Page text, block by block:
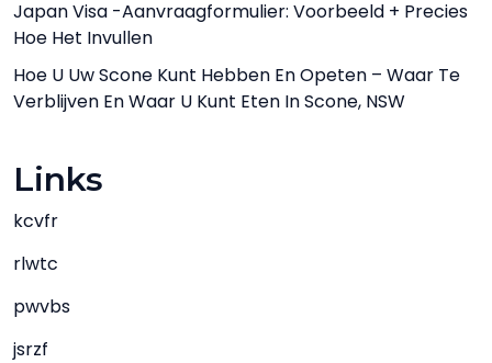
Japan Visa -aanvraagformulier: Voorbeeld + Precies
Hoe Het Invullen
Hoe U Uw Scone Kunt Hebben En Opeten – Waar Te
Verblijven En Waar U Kunt Eten In Scone, NSW
Links
kcvfr
rlwtc
pwvbs
jsrzf